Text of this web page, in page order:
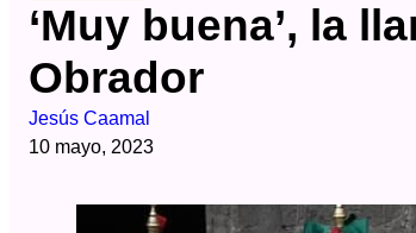
‘Muy buena’, la
Obrador
Jesús Caamal
10 mayo, 2023